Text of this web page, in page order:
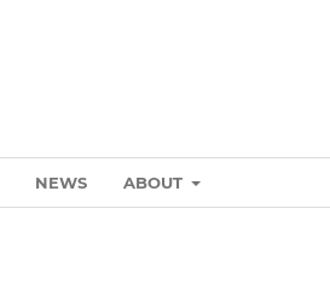
NEWS ABOUT